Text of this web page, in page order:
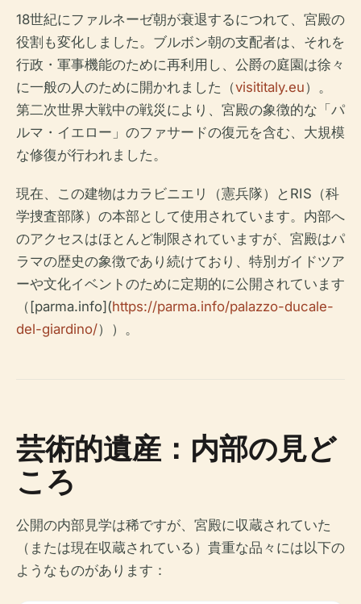
18世紀にファルネーゼ朝が衰退するにつれて、宮殿の
役割も変化しました。ブルボン朝の支配者は、それを
行政・軍事機能のために再利用し、公爵の庭園は徐々
に一般の人のために開かれました（visititaly.eu）。
第二次世界大戦中の戦災により、宮殿の象徴的な「パ
ルマ・イエロー」のファサードの復元を含む、大規模
な修復が行われました。
現在、この建物はカラビニエリ（憲兵隊）とRIS（科
学捜査部隊）の本部として使用されています。内部へ
のアクセスはほとんど制限されていますが、宮殿はパ
ラマの歴史の象徴であり続けており、特別ガイドツア
ーや文化イベントのために定期的に公開されています
（[parma.info](https://parma.info/palazzo-ducale-
del-giardino/））。
芸術的遺産：内部の見ど
ころ
公開の内部見学は稀ですが、宮殿に収蔵されていた
（または現在収蔵されている）貴重な品々には以下の
ようなものがあります：